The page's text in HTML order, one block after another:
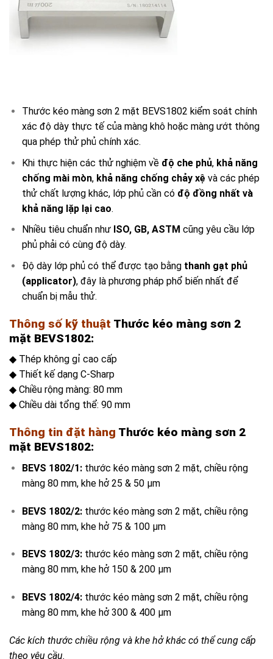
Thước kéo màng sơn 2 mặt BEVS1802 kiểm soát chính
xác độ dày thực tế của màng khô hoặc màng ướt thông
qua phép thử phủ chính xác.
Khi thực hiện các thử nghiệm về độ che phủ, khả năng
chống mài mòn, khả năng chống chảy xệ và các phép
thử chất lượng khác, lớp phủ cần có độ đồng nhất và
khả năng lặp lại cao.
Nhiều tiêu chuẩn như ISO, GB, ASTM cũng yêu cầu lớp
phủ phải có cùng độ dày.
Độ dày lớp phủ có thể được tạo bằng thanh gạt phủ
(applicator), đây là phương pháp phổ biến nhất để
chuẩn bị mẫu thử.
Thông số kỹ thuật Thước kéo màng sơn 2
mặt BEVS1802:
◆ Thép không gỉ cao cấp
◆ Thiết kế dạng C-Sharp
◆ Chiều rộng màng: 80 mm
◆ Chiều dài tổng thể: 90 mm
Thông tin đặt hàng Thước kéo màng sơn 2
mặt BEVS1802:
BEVS 1802/1:thước kéo màng sơn 2 mặt, chiều rộng
màng 80 mm, khe hở 25 & 50 µm
BEVS 1802/2:thước kéo màng sơn 2 mặt, chiều rộng
màng 80 mm, khe hở 75 & 100 µm
BEVS 1802/3:thước kéo màng sơn 2 mặt, chiều rộng
màng 80 mm, khe hở 150 & 200 µm
BEVS 1802/4:thước kéo màng sơn 2 mặt, chiều rộng
màng 80 mm, khe hở 300 & 400 µm
Các kích thước chiều rộng và khe hở khác có thể cung cấp
theo yêu cầu.